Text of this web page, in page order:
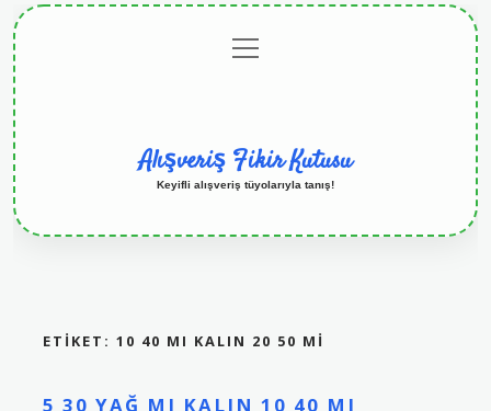
menüyü
aç
Alışveriş Fikir Kutusu
Keyifli alışveriş tüyolarıyla tanış!
ETIKET: 10 40 MI KALIN 20 50 MI
5 30 YAĞ MI KALIN 10 40 MI